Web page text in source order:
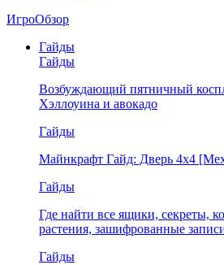
ИгроОбзор
Гайды
Гайды
Возбуждающий пятничный
Хэллоуина и авокадо
Гайды
Майнкрафт Гайд: Дверь 4х4
Гайды
Где найти все ящики, секреты,
растения, зашифрованные
Гайды